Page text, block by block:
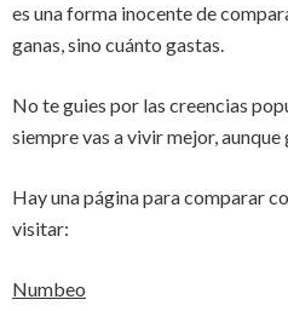
es una forma inocente de
ganas, sino cuánto gastas.
No te guies por las creencias
siempre vas a vivir mejor, aunque
Hay una página para comparar
visitar:
Numbeo